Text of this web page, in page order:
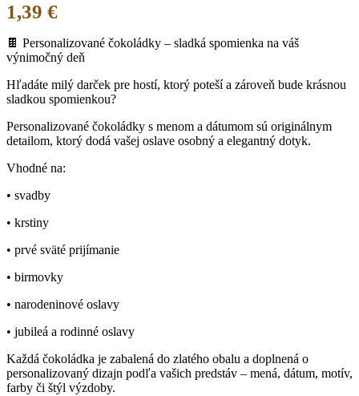
1,39 €
🍫 Personalizované čokoládky – sladká spomienka na váš
výnimočný deň
Hľadáte milý darček pre hostí, ktorý poteší a zároveň bude krásnou
sladkou spomienkou?
Personalizované čokoládky s menom a dátumom sú originálnym
detailom, ktorý dodá vašej oslave osobný a elegantný dotyk.
Vhodné na:
• svadby
• krstiny
• prvé sväté prijímanie
• birmovky
• narodeninové oslavy
• jubileá a rodinné oslavy
Každá čokoládka je zabalená do zlatého obalu a doplnená o
personalizovaný dizajn podľa vašich predstáv – mená, dátum, motív,
farby či štýl výzdoby.